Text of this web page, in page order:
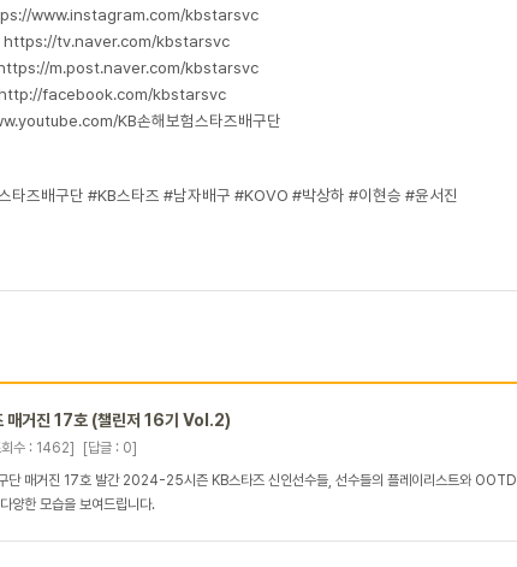
www.instagram.com/kbstarsvc
https://tv.naver.com/kbstarsvc
https://m.post.naver.com/kbstarsvc
facebook.com/kbstarsvc
KB손해보험스타즈배구단
타즈배구단 #KB스타즈 #남자배구 #KOVO #박상하 #이현승 #윤서진
매거진 17호 (챌린저 16기 Vol.2)
회수 : 1462]
[답글 : 0]
단 매거진 17호 발간 2024-25시즌 KB스타즈 신인선수들, 선수들의 플레이리스트와 OOTD
양한 모습을 보여드립니다.